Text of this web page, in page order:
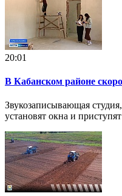
20:01
В Кабанском районе
Звукозаписывающая
установят окна и